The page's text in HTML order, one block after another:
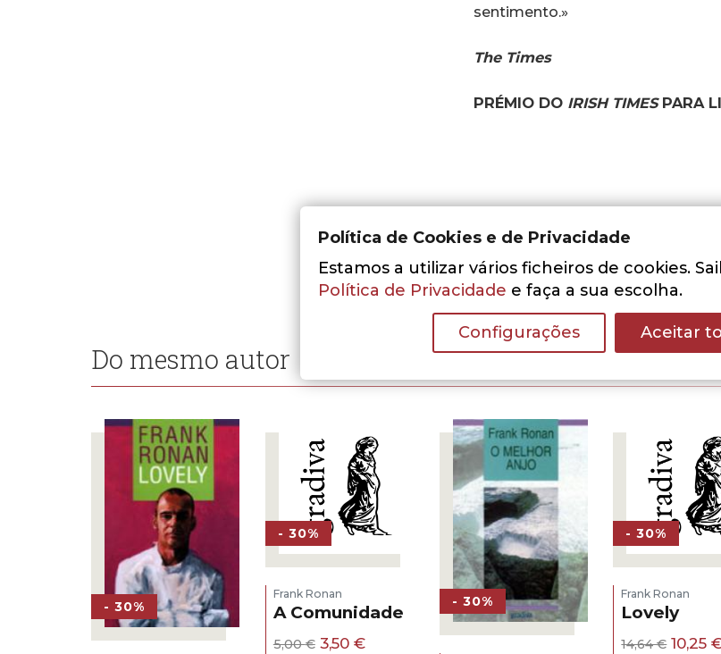
sentimento.»
The Times
PRÉMIO DO IRISH TIMESPARA
Adicionar aos Favoritos
Do mesmo autor
- 30%
- 30%
Frank Ronan
A Comunidade
5,00€ O
3,50 €O
- 30%
- 30%
Frank Ronan
Lovely
14,64€ O
10,25
Política de Cookies e de Privacidade
Estamos a utilizar vários ficheiros de cookies.
Política de Privacidade e faça a sua escolha.
Configurações Aceitar